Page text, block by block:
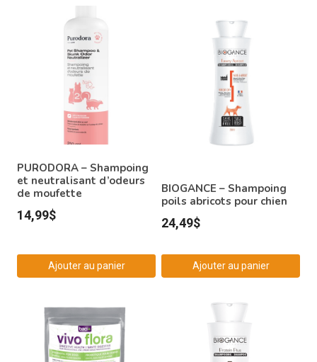
PURODORA – Shampoing
et neutralisant d’odeurs
de moufette
14,99$
Ajouter au panier
BIOGANCE – Shampoing
poils abricots pour chien
24,49$
Ajouter au panier